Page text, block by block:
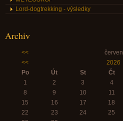
Lord-dogtrekking - výsledky
Archiv
<< červen
<<
2026
Po
Út St Čt
1
2 3 4
8
9 10 11
15
16 17 18
22
23 24 25